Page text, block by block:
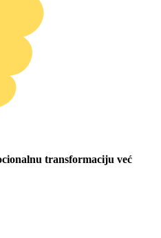
transformaciju već